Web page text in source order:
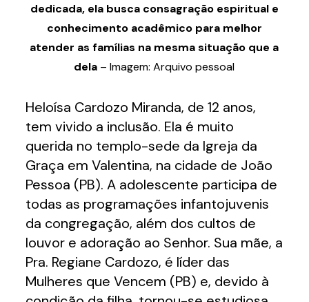
dedicada, ela busca consagração espiritual e
conhecimento acadêmico para melhor
atender as famílias na mesma situação que a
dela – Imagem: Arquivo pessoal
Heloísa Cardozo Miranda, de 12 anos,
tem vivido a inclusão. Ela é muito
querida no templo-sede da Igreja da
Graça em Valentina, na cidade de João
Pessoa (PB). A adolescente participa de
todas as programações infantojuvenis
da congregação, além dos cultos de
louvor e adoração ao Senhor. Sua mãe, a
Pra. Regiane Cardozo, é líder das
Mulheres que Vencem (PB) e, devido à